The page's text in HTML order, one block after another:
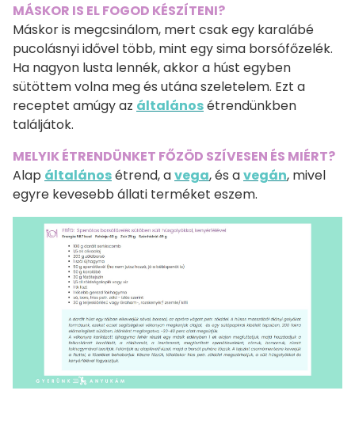
MÁSKOR IS EL FOGOD KÉSZÍTENI?
Máskor is megcsinálom, mert csak egy karalábé
pucolásnyi idővel több, mint egy sima borsófőzelék.
Ha nagyon lusta lennék, akkor a húst egyben
sütöttem volna meg és utána szeletelem. Ezt a
receptet amúgy az általánosétrendünkben
találjátok.
MELYIK ÉTRENDÜNKET FŐZÖD SZÍVESEN ÉS MIÉRT?
Alap általánosétrend, avega, és avegán, mivel
egyre kevesebb állati terméket eszem.